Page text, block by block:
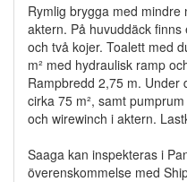
Rymlig brygga med
aktern. På huvuddäck
och två kojer. Toalett med
m² med hydraulisk ramp
Rampbredd 2,75 m. Under
cirka 75 m², samt
och wirewinch i aktern.
Saaga kan inspekteras i
överenskommelse med